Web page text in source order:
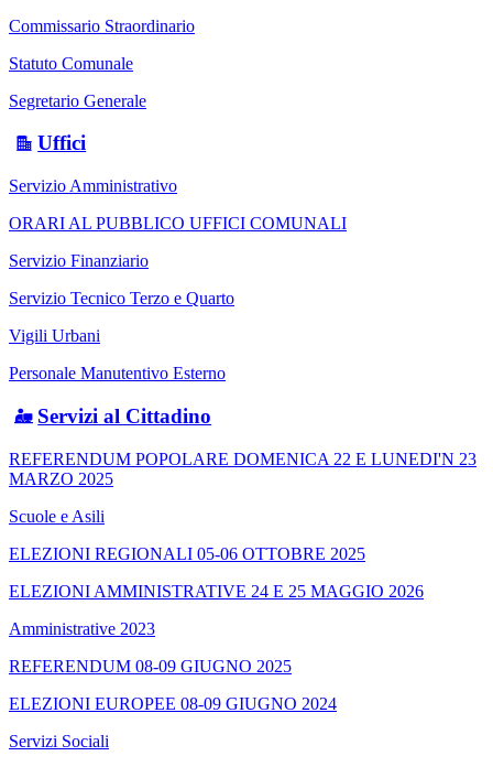
Commissario Straordinario
Statuto Comunale
Segretario Generale
Uffici
Servizio Amministrativo
ORARI AL PUBBLICO UFFICI COMUNALI
Servizio Finanziario
Servizio Tecnico Terzo e Quarto
Vigili Urbani
Personale Manutentivo Esterno
Servizi al Cittadino
REFERENDUM POPOLARE DOMENICA 22 E LUNEDI'N 23
MARZO 2025
Scuole e Asili
ELEZIONI REGIONALI 05-06 OTTOBRE 2025
ELEZIONI AMMINISTRATIVE 24 E 25 MAGGIO 2026
Amministrative 2023
REFERENDUM 08-09 GIUGNO 2025
ELEZIONI EUROPEE 08-09 GIUGNO 2024
Servizi Sociali